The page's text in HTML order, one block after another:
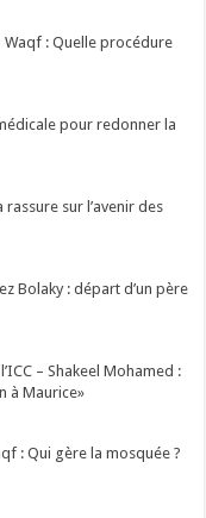
– Waqf : Quelle procédure
pour redonner la
rassure sur l’avenir des
Bolaky : départ d’un père
– Shakeel Mohamed :
à Maurice»
: Qui gère la mosquée ?